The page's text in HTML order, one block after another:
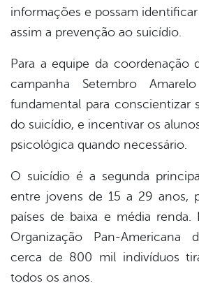
informações e possam
assim a prevenção ao suicídio.
Para a equipe da coordenação
campanha Setembro
fundamental para conscientizar
do suicídio, e incentivar os
psicológica quando necessário.
O suicídio é a segunda
entre jovens de 15 a 29 anos,
países de baixa e média
Organização Pan-Americana
cerca de 800 mil indivíduos
todos os anos.